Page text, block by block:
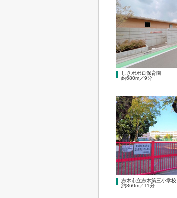
しきポポロ保育園
約680m／9分
志木市立志木第三小学校
約860m／11分